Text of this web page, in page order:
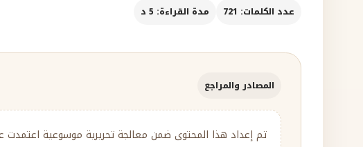
عدد الكلمات: 721 مدة القراءة: 5 د
المصادر والمراجع
تم إعداد هذا المحتوى ضمن معالجة تحريرية موسوعية